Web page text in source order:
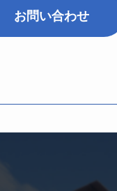
お問い合わせ